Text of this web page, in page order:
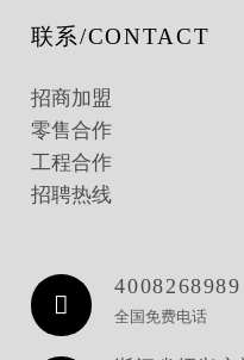
联系/CONTACT
招商加盟
零售合作
工程合作
招聘热线
4008268989
全国免费电话